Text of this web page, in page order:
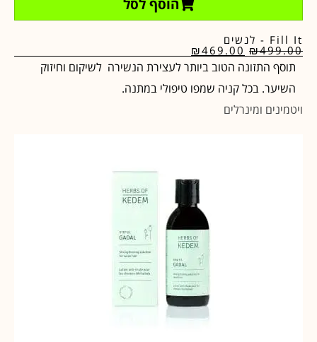
הוסף לסל
Fill It - לנשים
₪499.00
₪469.00
תוסף התזונה הטוב ביותר לעצירת הנשירה לשיקום וחיזוק
השיער. בכל קניה שמפו טיפולי במתנה.
ויטמינים ומינרלים